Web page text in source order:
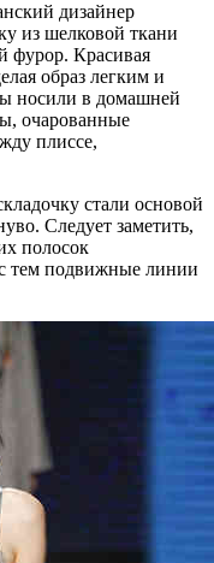
дизайнер
из шелковой ткани
фурор. Красивая
образ легким и
носили в домашней
очарованные
плиссе,
стали основой
Следует заметить,
полосок
тем подвижные линии